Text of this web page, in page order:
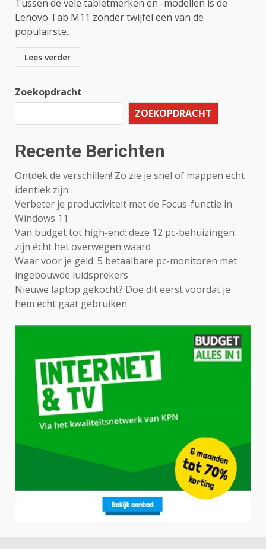
Tussen de vele tabletmerken en -modellen is de
Lenovo Tab M11 zonder twijfel een van de
populairste...
Lees verder
Zoekopdracht
ZOEKOPDRACHT
Recente Berichten
Ontdek de verschillen! Zo zie je snel of mappen echt
identiek zijn
Verbeter je productiviteit met de Focus-functie in
Windows 11
Van budget tot high-end: deze 12 pc-behuizingen
zijn écht het overwegen waard
Waar voor je geld: 5 betaalbare pc-monitoren met
ingebouwde luidsprekers
Nieuwe laptop gekocht? Doe dit eerst voordat je
hem echt gaat gebruiken